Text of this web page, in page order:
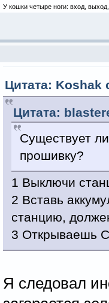
У кошки четыре ноги: вход,
Цитата: Koshak
Цитата:
Существует
прошивку?
1 Выключи
2 Вставь
станцию,
3 Открываешь
Я следовал